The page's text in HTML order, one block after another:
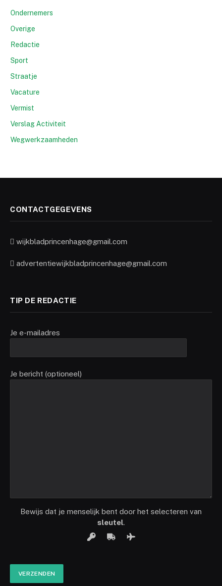
Ondernemers
Overige
Redactie
Sport
Straatje
Vacature
Vermist
Verslag Activiteit
Wegwerkzaamheden
CONTACTGEGEVENS
wijkbladprincenhage@gmail.com
advertentiewijkbladprincenhage@gmail.com
TIP DE REDACTIE
Je e-mailadres
Je bericht (optioneel)
Bewijs dat je menselijk bent door het selecteren van
sleutel.